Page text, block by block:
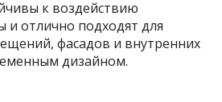
к воздействию
отлично подходят для
фасадов и внутренних
дизайном.